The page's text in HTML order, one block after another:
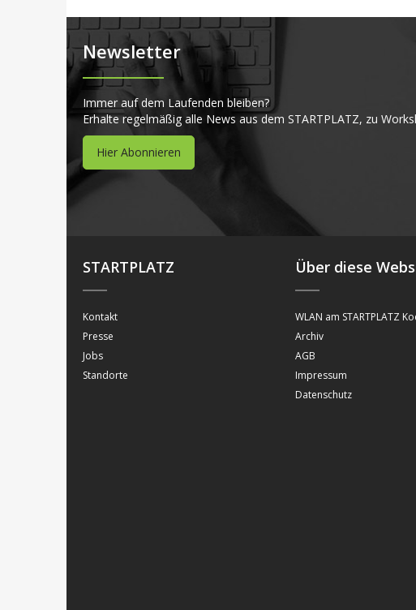
Newsletter
Immer auf dem Laufenden bleiben?
Erhalte regelmäßig alle News aus dem STARTPLATZ, zu
Hier Abonnieren
STARTPLATZ
Kontakt
Presse
Jobs
Standorte
Über diese
WLAN am STARTPLATZ
Archiv
AGB
Impressum
Datenschutz